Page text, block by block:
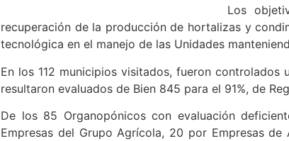
Los
recuperación de la producción de hortalizas y
tecnológica en el manejo de las Unidades
En los 112 municipios visitados, fueron
resultaron evaluados de Bien 845 para el 91%, de
De los 85 Organopónicos con evaluación
Empresas del Grupo Agrícola, 20 por Empresas